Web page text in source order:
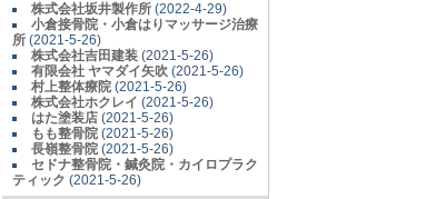
株式会社坂井製作所 (2022-4-29)
小倉接骨院・小倉はりマッサージ治療
所 (2021-5-26)
株式会社吉田建装 (2021-5-26)
有限会社 ヤマダイ矢吹 (2021-5-26)
村上整体療院 (2021-5-26)
株式会社ホクレイ (2021-5-26)
はた塗装店 (2021-5-26)
もも整骨院 (2021-5-26)
長嶺整骨院 (2021-5-26)
セドナ整骨院・鍼灸院・カイロプラク
ティック (2021-5-26)